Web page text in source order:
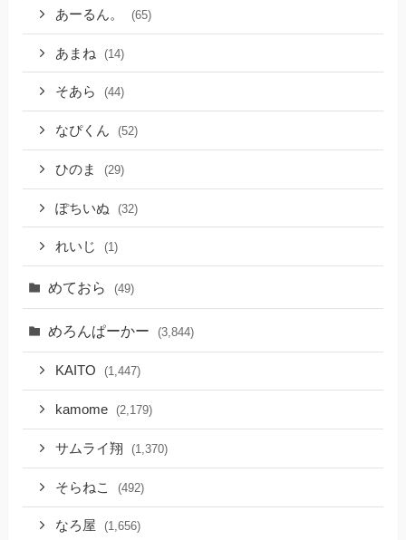
あーるん。 (65)
あまね (14)
そあら (44)
なぴくん (52)
ひのま (29)
ぽちいぬ (32)
れいじ (1)
めておら (49)
めろんぱーかー (3,844)
KAITO (1,447)
kamome (2,179)
サムライ翔 (1,370)
そらねこ (492)
なろ屋 (1,656)